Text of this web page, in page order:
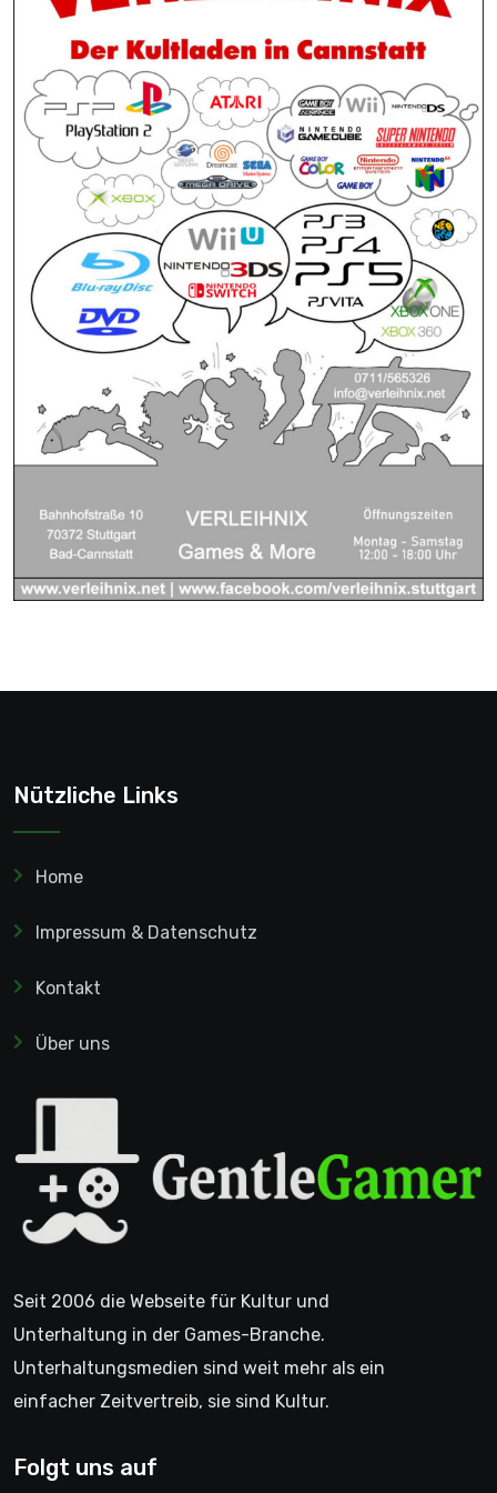
Nützliche Links
Home
Impressum & Datenschutz
Kontakt
Über uns
Seit 2006 die Webseite für Kultur und
Unterhaltung in der Games-Branche.
Unterhaltungsmedien sind weit mehr als ein
einfacher Zeitvertreib, sie sind Kultur.
Folgt uns auf